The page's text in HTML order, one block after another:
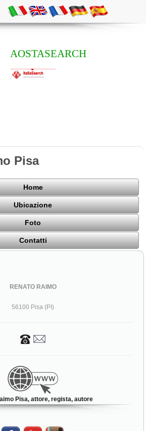
AOSTASEARCH
Pisa
Home
Ubicazione
Foto
Contatti
RENATO RAIMO
56100 Pisa (PI)
Pisa, attore, regista, autore